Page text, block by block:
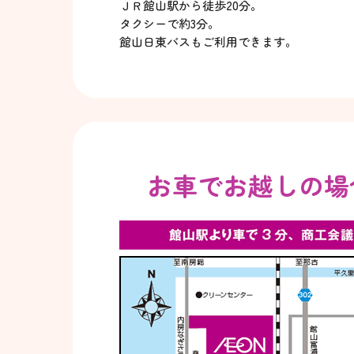
ＪＲ館山駅から徒歩20分。
タクシーで約3分。
館山日東バスもご利用できます。
お車でお越しの